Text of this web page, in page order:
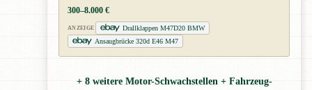
300–8.000 €
ANZEIGE
Drallklappen M47D20 BMW
Ansaugbrücke 320d E46 M47
+ 8 weitere Motor-Schwachstellen + Fahrzeug-